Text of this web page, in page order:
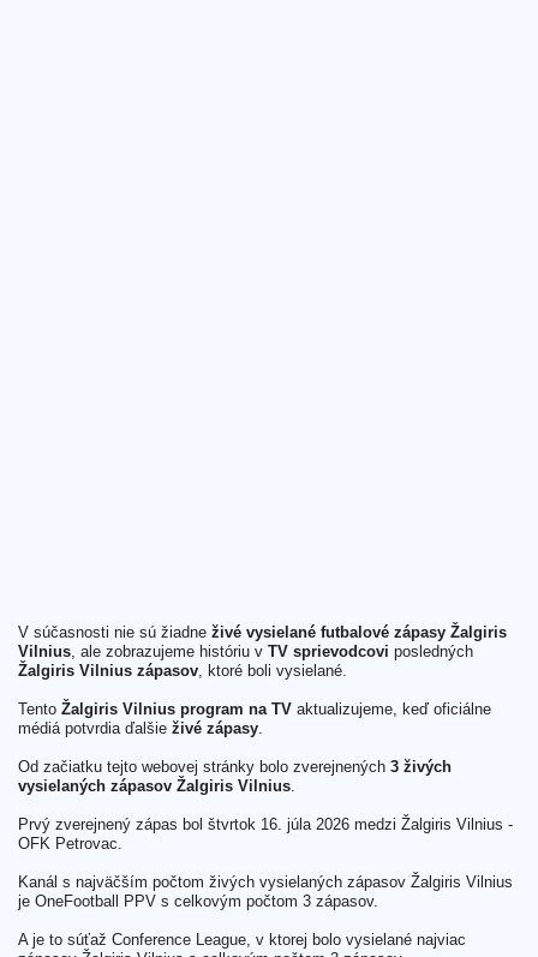
V súčasnosti nie sú žiadne živé vysielané futbalové zápasy Žalgiris
Vilnius, ale zobrazujeme históriu v TV sprievodcovi posledných
Žalgiris Vilnius zápasov, ktoré boli vysielané.
Tento Žalgiris Vilnius program na TV aktualizujeme, keď oficiálne
médiá potvrdia ďalšie živé zápasy.
Od začiatku tejto webovej stránky bolo zverejnených 3 živých
vysielaných zápasov Žalgiris Vilnius.
Prvý zverejnený zápas bol štvrtok 16. júla 2026 medzi Žalgiris Vilnius -
OFK Petrovac.
Kanál s najväčším počtom živých vysielaných zápasov Žalgiris Vilnius
je OneFootball PPV s celkovým počtom 3 zápasov.
A je to súťaž Conference League, v ktorej bolo vysielané najviac